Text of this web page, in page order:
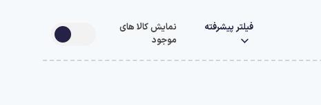
فیلتر پیشرفته
نمایش کالا های
موجود